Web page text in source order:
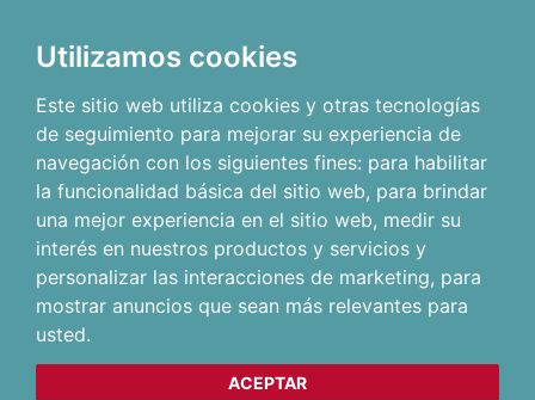
Utilizamos cookies
Este sitio web utiliza cookies y otras tecnologías
de seguimiento para mejorar su experiencia de
navegación con los siguientes fines: para habilitar
la funcionalidad básica del sitio web, para brindar
una mejor experiencia en el sitio web, medir su
interés en nuestros productos y servicios y
personalizar las interacciones de marketing, para
mostrar anuncios que sean más relevantes para
usted.
ACEPTAR